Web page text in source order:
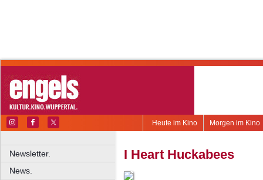
Morgen im Kino
Heute im Kino
Newsletter.
News.
I Heart Huckabees